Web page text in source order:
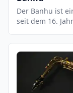
Der Banhu ist
seit dem 16. Jahrhundert existiert. Es ist ein zweisaitiges
Halsstütze besteht. Der Kasten ist mit
ausgekleidet,
befestigt sind.